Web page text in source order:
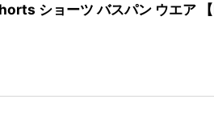
ショーツ バスパン ウエア 【